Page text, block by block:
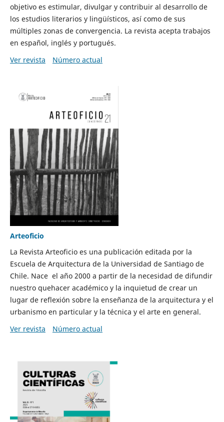
objetivo es estimular, divulgar y contribuir al desarrollo de
los estudios literarios y lingüísticos, así como de sus
múltiples zonas de convergencia. La revista acepta trabajos
en español, inglés y portugués.
Ver revista
Número actual
Arteoficio
La Revista Arteoficio es una publicación editada por la
Escuela de Arquitectura de la Universidad de Santiago de
Chile. Nace el año 2000 a partir de la necesidad de difundir
nuestro quehacer académico y la inquietud de crear un
lugar de reflexión sobre la enseñanza de la arquitectura y el
urbanismo en particular y la técnica y el arte en general.
Ver revista
Número actual